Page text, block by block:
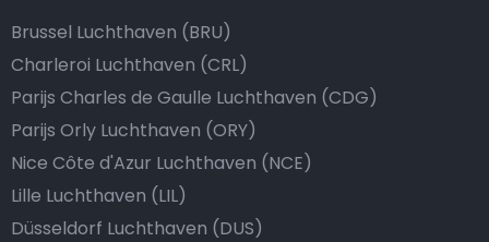
Brussel Luchthaven (BRU)
Charleroi Luchthaven (CRL)
Parijs Charles de Gaulle Luchthaven (CDG)
Parijs Orly Luchthaven (ORY)
Nice Côte d'Azur Luchthaven (NCE)
Lille Luchthaven (LIL)
Düsseldorf Luchthaven (DUS)